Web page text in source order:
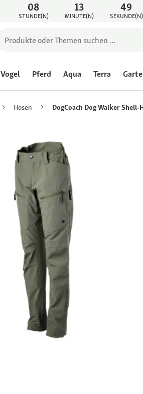
08
STUNDE(N)
13
MINUTE(N)
49
SEKUNDE(N)
Vogel Pferd Aqua Terra
Hosen DogCoach Dog Walker Shell-